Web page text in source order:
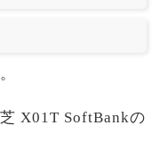
X01T SoftBankの